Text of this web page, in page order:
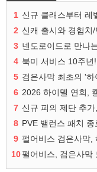
1
2 신캐 출시와 경험치
3
4 북미 서비스 10주
5 검은사막 최초의 '
6 2026 하이델 연회,
7 신규 피의 제단 추
8 PVE 밸런스 패치
9 펄어비스 검은사막,
10